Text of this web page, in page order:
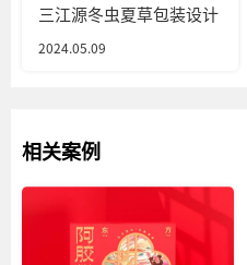
三江源冬虫夏草包装设计
2024.05.09
相关案例